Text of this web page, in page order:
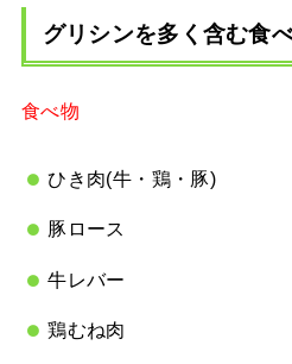
グリシンを多く含む食
食べ物
ひき肉(牛・鶏・豚)
豚ロース
牛レバー
鶏むね肉